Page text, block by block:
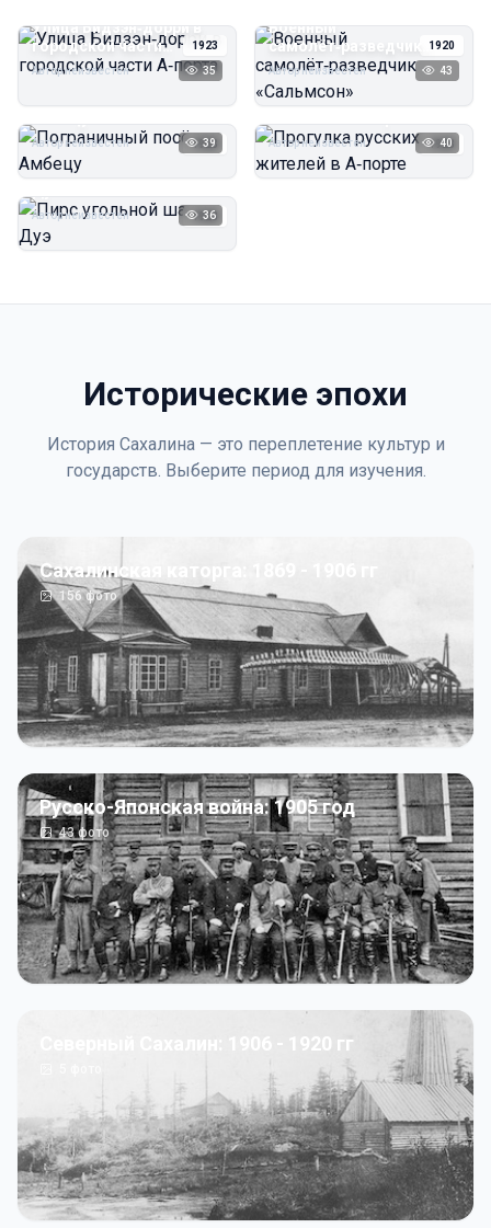
1923
Улица Бидзэн‑дорри в
городской части
А‑порта
Автор неизвестен 35
1920
Военный
самолёт‑разведчик
«Сальмсон»
Автор неизвестен 43
1923
Автор неизвестен 39 1923
Прогулка русских
Автор неизвестен 40
1923
Пирс угольной шахты
Автор неизвестен 36
Исторические эпохи
История Сахалина — это переплетение культур и
государств. Выберите период для изучения.
Сахалинская каторга: 1869 - 1906 гг
156фото
Русско-Японская война: 1905 год
43фото
Северный Сахалин: 1906 - 1920 гг